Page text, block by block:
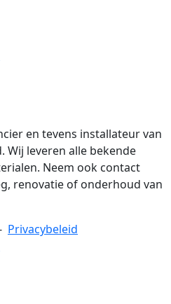
en tevens installateur van
Wij leveren alle bekende
Neem ook contact
renovatie of onderhoud van
Privacybeleid